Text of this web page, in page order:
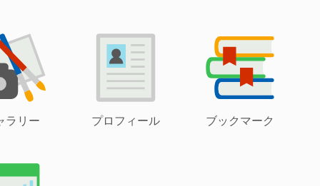
ラリー プロフィール ブックマーク